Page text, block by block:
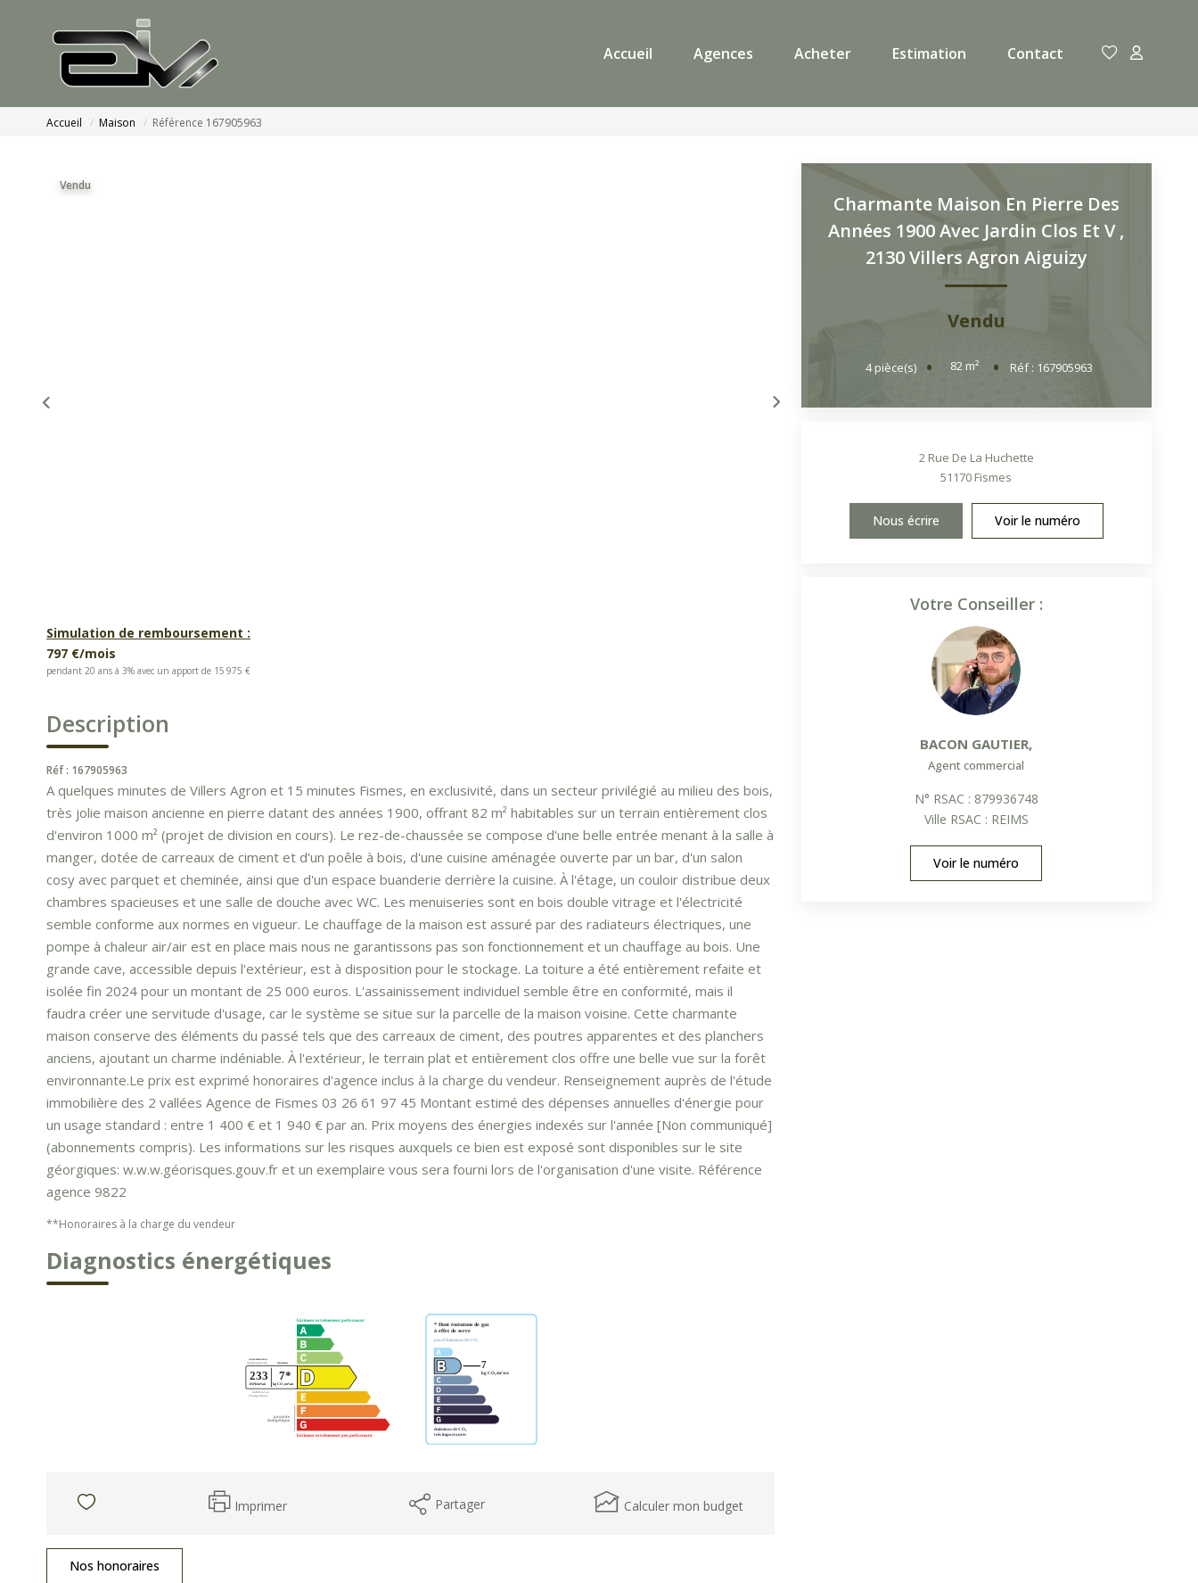
Accueil Agences Acheter Estimation Contact
Accueil Maison Référence 167905963
Vendu
Simulation de remboursement :
797 €/mois
pendant 20 ans à 3% avec un apport de 15 975 €
Description
Réf : 167905963
A quelques minutes de Villers Agron et 15 minutes Fismes, en exclusivité, dans un secteur privilégié au milieu des bois,
très jolie maison ancienne en pierre datant des années 1900, offrant 82 m² habitables sur un terrain entièrement clos
d'environ 1000 m² (projet de division en cours). Le rez-de-chaussée se compose d'une belle entrée menant à la salle à
manger, dotée de carreaux de ciment et d'un poêle à bois, d'une cuisine aménagée ouverte par un bar, d'un salon
cosy avec parquet et cheminée, ainsi que d'un espace buanderie derrière la cuisine. À l'étage, un couloir distribue deux
chambres spacieuses et une salle de douche avec WC. Les menuiseries sont en bois double vitrage et l'électricité
semble conforme aux normes en vigueur. Le chauffage de la maison est assuré par des radiateurs électriques, une
pompe à chaleur air/air est en place mais nous ne garantissons pas son fonctionnement et un chauffage au bois. Une
grande cave, accessible depuis l'extérieur, est à disposition pour le stockage. La toiture a été entièrement refaite et
isolée fin 2024 pour un montant de 25 000 euros. L'assainissement individuel semble être en conformité, mais il
faudra créer une servitude d'usage, car le système se situe sur la parcelle de la maison voisine. Cette charmante
maison conserve des éléments du passé tels que des carreaux de ciment, des poutres apparentes et des planchers
anciens, ajoutant un charme indéniable. À l'extérieur, le terrain plat et entièrement clos offre une belle vue sur la forêt
environnante.Le prix est exprimé honoraires d'agence inclus à la charge du vendeur. Renseignement auprès de l'étude
immobilière des 2 vallées Agence de Fismes 03 26 61 97 45 Montant estimé des dépenses annuelles d'énergie pour
un usage standard : entre 1 400 € et 1 940 € par an. Prix moyens des énergies indexés sur l'année [Non communiqué]
(abonnements compris). Les informations sur les risques auxquels ce bien est exposé sont disponibles sur le site
géorgiques: w.w.w.géorisques.gouv.fr et un exemplaire vous sera fourni lors de l'organisation d'une visite. Référence
agence 9822
**Honoraires à la charge du vendeur
Diagnostics énergétiques
Imprimer Partager Calculer mon budget
Nos honoraires
Charmante Maison En Pierre Des
Années 1900 Avec Jardin Clos Et V,
2130 Villers Agron Aiguizy
Vendu
4pièce(s) 82m² Réf : 167905963
2 Rue De La Huchette
51170 Fismes
Nous écrire Voir le numéro
Votre Conseiller :
BACON GAUTIER,
Agent commercial
N° RSAC : 879936748
Ville RSAC : REIMS
Voir le numéro